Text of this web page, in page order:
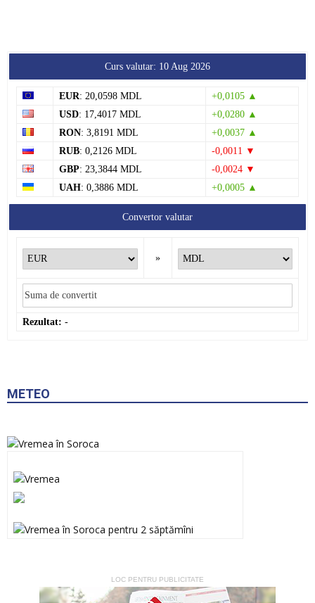
Curs valutar: 10 Aug 2026
EUR: 20,0598 MDL
+0,0105 ▲
USD: 17,4017 MDL
+0,0280 ▲
RON: 3,8191 MDL
+0,0037 ▲
RUB: 0,2126 MDL
-0,0011 ▼
GBP: 23,3844 MDL
-0,0024 ▼
UAH: 0,3886 MDL +0,0005 ▲
Convertor valutar
»
Rezultat: -
METEO
LOC PENTRU PUBLICITATE